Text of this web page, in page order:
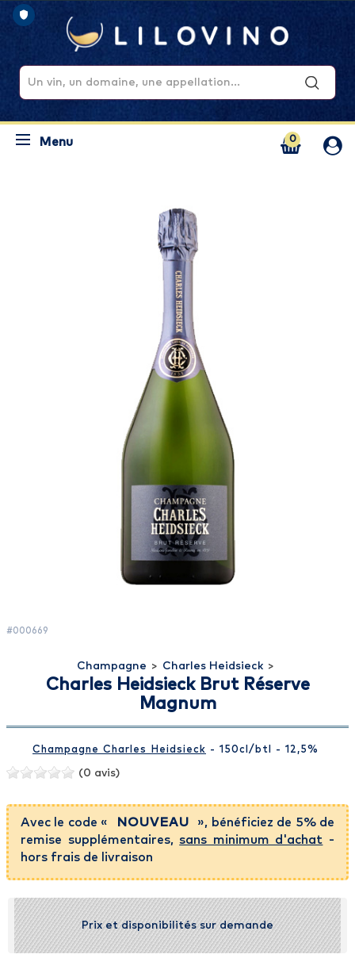
0
Menu
#000669
Champagne > Charles Heidsieck >
Charles Heidsieck Brut Réserve
Magnum
Champagne Charles Heidsieck - 150cl /btl - 12,5%
(0 avis)
Avec le code « NOUVEAU
», bénéficiez de 5% de
remise supplémentaires,sans minimum d'achat -
hors frais de livraison
Prix et disponibilités sur demande